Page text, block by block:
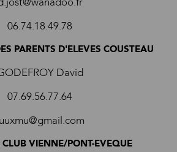
06.74.18.49.78
PARENTS D'ELEVES COUSTEAU
David
07.69.56.77.64
VIENNE/PONT-EVEQUE